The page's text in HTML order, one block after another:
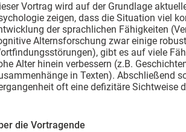
Vortrag wird auf der Grundlage
zeigen, dass die Situation viel
der sprachlichen Fähigkeiten
Alternsforschung zwar einige
gibt es auf viele
Alter hinein verbessern (z.B.
in Texten). Abschließend
oft eine defizitäre Sichtweise
die Vortragende